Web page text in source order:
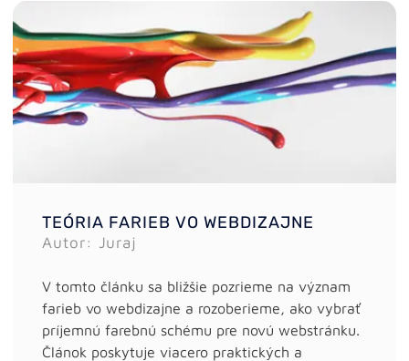
TEÓRIA FARIEB VO WEBDIZAJNE
Autor: Juraj
V tomto článku sa bližšie pozrieme na význam
farieb vo webdizajne a rozoberieme, ako vybrať
príjemnú farebnú schému pre novú webstránku.
Článok poskytuje viacero praktických a